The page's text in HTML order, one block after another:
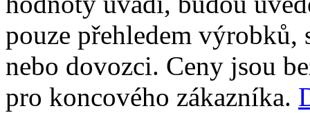
pouze přehledem
nebo dovozci. Ceny jsou
pro koncového zákazníka.